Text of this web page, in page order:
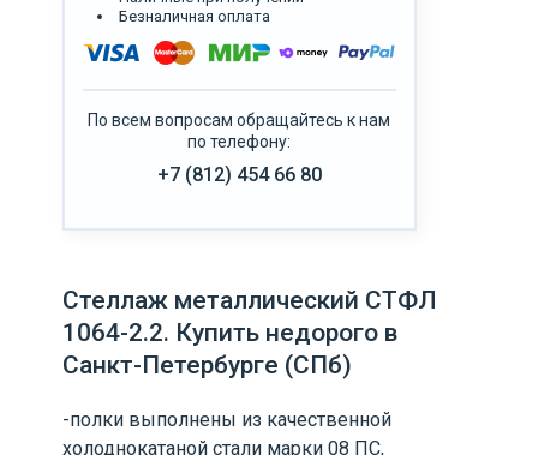
Безналичная оплата
По всем вопросам обращайтесь к нам
по телефону:
+7 (812) 454 66 80
Стеллаж металлический СТФЛ
1064-2.2. Купить недорого в
Санкт-Петербурге (СПб)
-полки выполнены из качественной
холоднокатаной стали марки 08 ПС,